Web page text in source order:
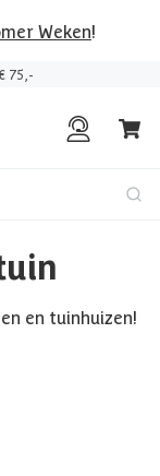
Weken!
75,-
en tuinhuizen!